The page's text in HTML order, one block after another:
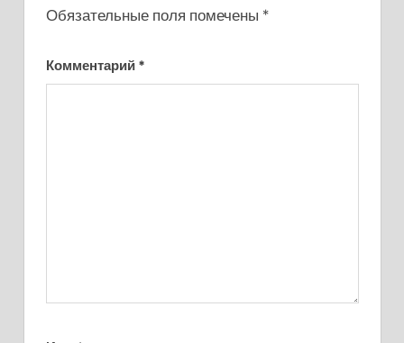
Обязательные поля помечены *
Комментарий *